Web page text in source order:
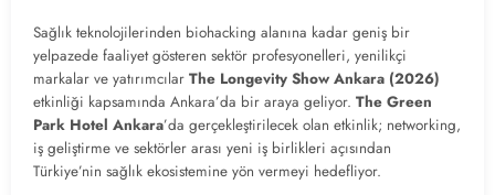
Sağlık teknolojilerinden biohacking alanına kadar geniş bir
yelpazede faaliyet gösteren sektör profesyonelleri, yenilikçi
markalar ve yatırımcılar The Longevity Show Ankara (2026)
etkinliği kapsamında Ankara’da bir araya geliyor. The Green
Park Hotel Ankara’da gerçekleştirilecek olan etkinlik; networking,
iş geliştirme ve sektörler arası yeni iş birlikleri açısından
Türkiye’nin sağlık ekosistemine yön vermeyi hedefliyor.